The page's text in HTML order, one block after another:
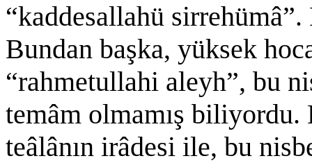
“kaddesallahü
Bundan başka, yüksek
“rahmetullahi aleyh”, bu
temâm olmamış biliyordu.
teâlânın irâdesi ile, bu